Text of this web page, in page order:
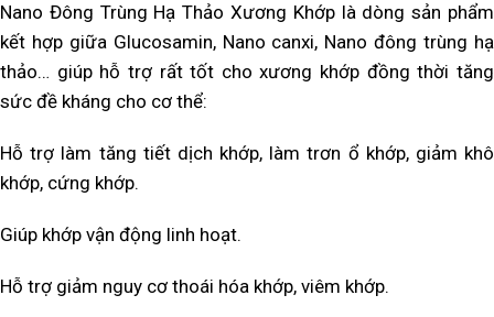
Nano Đông Trùng Hạ Thảo Xương Khớp là dòng sản phẩm
kết hợp giữa Glucosamin, Nano canxi, Nano đông trùng hạ
thảo… giúp hỗ trợ rất tốt cho xương khớp đồng thời tăng
sức đề kháng cho cơ thể:
Hỗ trợ làm tăng tiết dịch khớp, làm trơn ổ khớp, giảm khô
khớp, cứng khớp.
Giúp khớp vận động linh hoạt.
Hỗ trợ giảm nguy cơ thoái hóa khớp, viêm khớp.